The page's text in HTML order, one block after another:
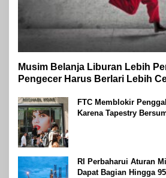
Musim Belanja Liburan Lebih
Pengecer Harus Berlari Lebih
FTC Memblokir
Karena Tapestry
RI Perbaharui Aturan
Dapat Bagian Hingga